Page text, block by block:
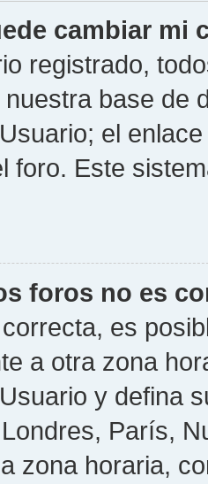
cambiar mi
registrado,
base de
el
foro. Este
foros no es
es
a otra zona
y defina
París,
zona horaria,